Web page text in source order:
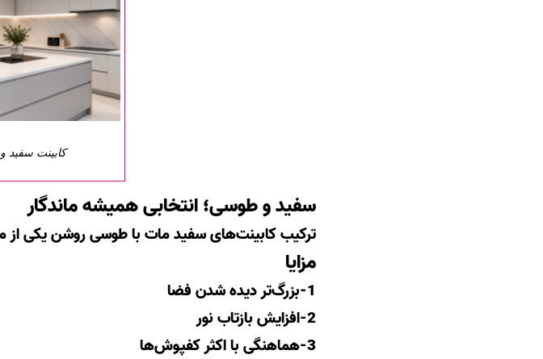
کابینت
سفید و طوسی؛ انتخابی همیشه ماندگار
ترکیب کابینت‌های سفید مات با طوسی روشن یکی از
مزایا
1-بزرگ‌تر دیده شدن فضا
2-افزایش بازتاب نور
3-هماهنگی با اکثر کفپوش‌ها